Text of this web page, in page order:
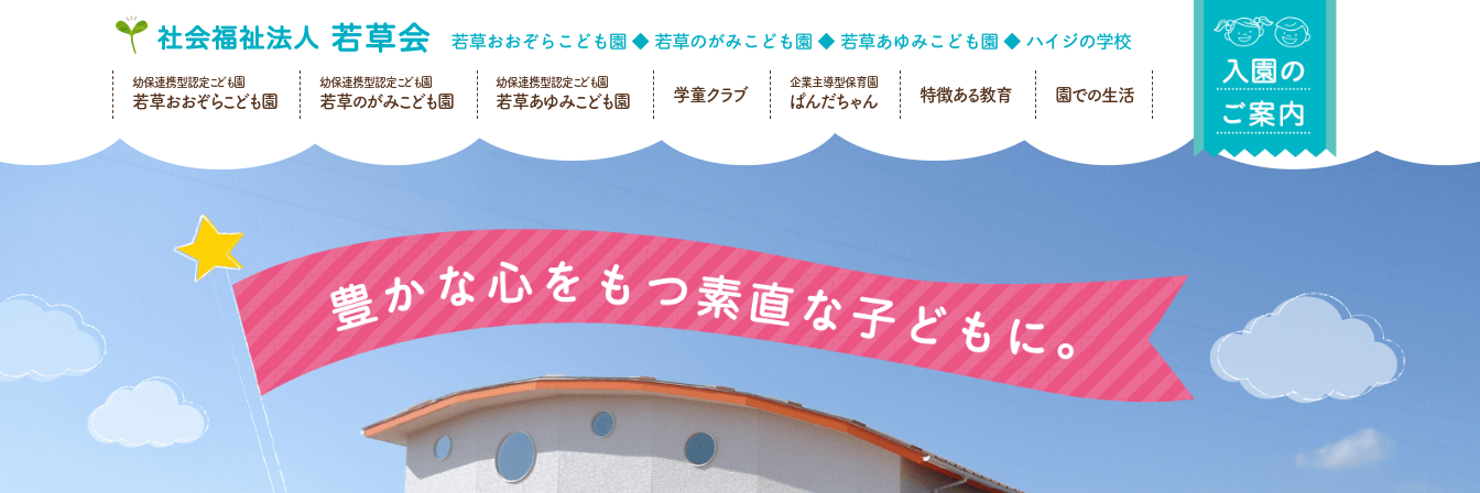
幼保連携型認定こども園
若草おおぞらこども園
幼保連携型認定こども園
若草のがみこども園
幼保連携型認定こども園
若草あゆみこども園 学童クラブ
企業主導型保育園
ぱんだちゃん 特徴ある教育 園での生活